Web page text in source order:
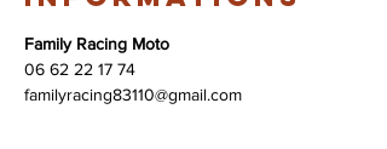
Family Racing Moto
06 62 22 17 74
familyracing83110@gmail.com